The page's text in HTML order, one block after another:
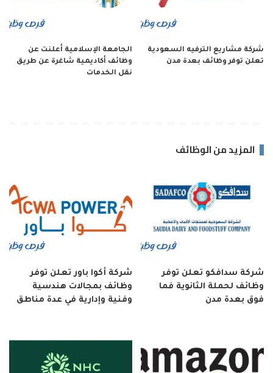
شركة مشاريع الترفيه السعودية
تعلن توفر وظائف بعدة مدن
الجامعة الإسلامية أعلنت عن
وظائف أكاديمية شاغرة عن طريق
نقل الخدمات
المزيد من الوظائف
شركة سدافكو تعلن توفر
وظائف لحملة الثانوية فما
فوق بعدة مدن
شركة أكوا باور تعلن توفر
وظائف بمجالات هندسية
وفنية وإدارية في عدة مناطق